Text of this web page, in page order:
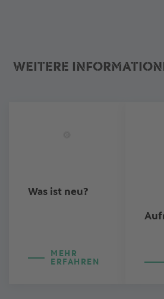
WEITERE
Was ist neu?
MEHR
ERFAHREN